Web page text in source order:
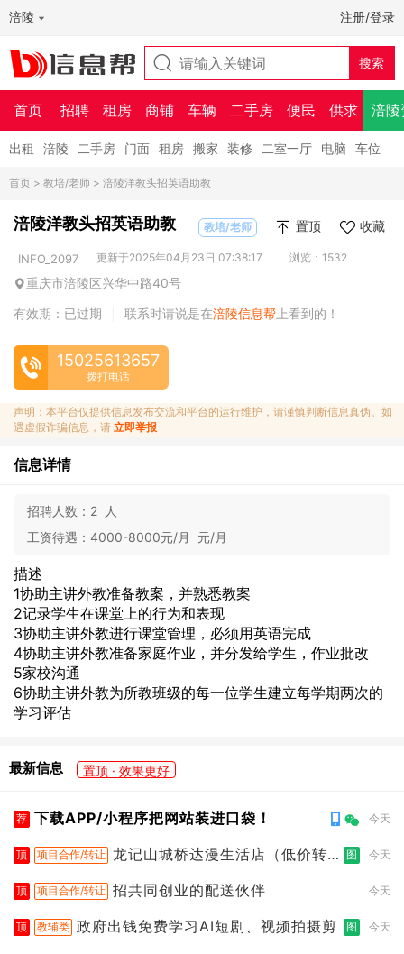
涪陵 注册/登录
首页 招聘 租房 商铺 车辆 二手房 便民 供求 涪陵
出租 涪陵 二手房 门面 租房 搬家 装修 二室一厅 电脑 车位
首页 > 教培/老师 > 涪陵洋教头招英语助教
涪陵洋教头招英语助教 教培/老师 置顶 收藏
INFO_2097 更新于2025年04月23日 07:38:17 浏览：1532
重庆市涪陵区兴华中路40号
有效期：已过期
联系时请说是在涪陵信息帮 上看到的！
15025613657
拨打电话
声明：本平台仅提供信息发布交流和平台的运行维护，请谨慎判断信息真伪。如
遇虚假诈骗信息，请 立即举报
信息详情
招聘人数： 2 人
工资待遇： 4000-8000元/月 元/月
描述
1协助主讲外教准备教案，并熟悉教案
2记录学生在课堂上的行为和表现
3协助主讲外教进行课堂管理，必须用英语完成
4协助主讲外教准备家庭作业，并分发给学生，作业批改
5家校沟通
6协助主讲外教为所教班级的每一位学生建立每学期两次的
学习评估
最新信息 置顶 · 效果更好
荐 下载APP/小程序把网站装进口袋！ 今天
顶 项目合作/转让 龙记山城桥达漫生活店（低价转
图 今天
顶 项目合作/转让 招共同创业的配送伙伴 今天
顶 教辅类 政府出钱免费学习AI短剧、视频拍摄剪 图 今天